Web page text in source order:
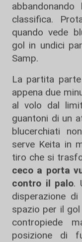
classifica.
quando vede
gol in undici
Samp.
La partita
appena due
al volo dal
guantoni di un
blucerchiati
serve Keita in
tiro che si
ceco a porta
contro il palo.
disperazione
spazio per il
contropiede
posizione di